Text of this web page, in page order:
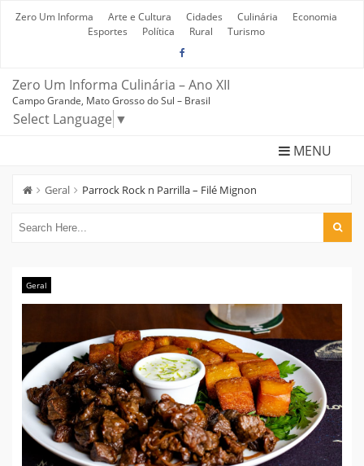
Zero Um Informa Arte e Cultura Cidades Culinária
Economia
Esportes
Política Rural Turismo
Zero Um Informa Culinária – Ano XII
Campo Grande, Mato Grosso do Sul – Brasil
Select Language ▼
MENU
Geral Parrock Rock n Parrilla – Filé Mignon
Geral